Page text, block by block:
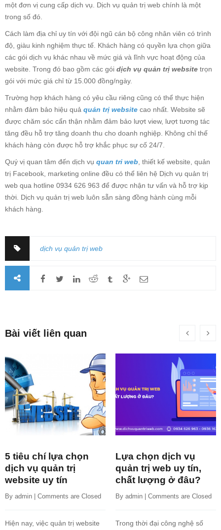
một đơn vị cung cấp dịch vụ. Dịch vụ quản trị web chính là một
trong số đó.
Cách làm địa chỉ uy tín với đội ngũ cán bộ công nhân viên có trình
độ, giàu kinh nghiệm thực tế. Khách hàng có quyền lựa chọn giữa
các gói dịch vụ khác nhau về mức giá và lĩnh vực hoạt động của
website. Trong đó bao gồm các gói dịch vụ quản trị website trọn
gói với mức giá chỉ từ 15.000 đồng/ngày.
Trường hợp khách hàng có yêu cầu riêng cũng có thể thực hiện
nhằm đảm bảo hiệu quả quản trị website cao nhất. Website sẽ
được chăm sóc cẩn thận nhằm đảm bảo lượt view, lượt tương tác
tăng đều hỗ trợ tăng doanh thu cho doanh nghiệp. Không chỉ thế
khách hàng còn được hỗ trợ khắc phục sự cố 24/7.
Quý vị quan tâm đến dịch vụ quan tri web , thiết kế website, quản
trị Facebook, marketing online đều có thể liên hệ Dịch vụ quản trị
web qua hotline 0934 626 963 để được nhận tư vấn và hỗ trợ kịp
thời. Dịch vụ quản trị web luôn sẵn sàng đồng hành cùng mỗi
khách hàng.
dịch vụ quản trị web
Bài viết liên quan
5 tiêu chí lựa chọn
dịch vụ quản trị
website uy tín
By admin Comments are Closed
Hiện nay, việc quản trị website
Lựa chọn dịch vụ
quản trị web uy tín,
chất lượng ở đâu?
By admin Comments are Closed
Trong thời đại công nghệ số